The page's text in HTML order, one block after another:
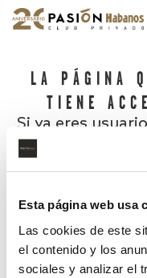
Esta página web usa
Las cookies de este
el contenido y los
sociales y analizar el
LA PÁGINA
TIENE
Si ya eres